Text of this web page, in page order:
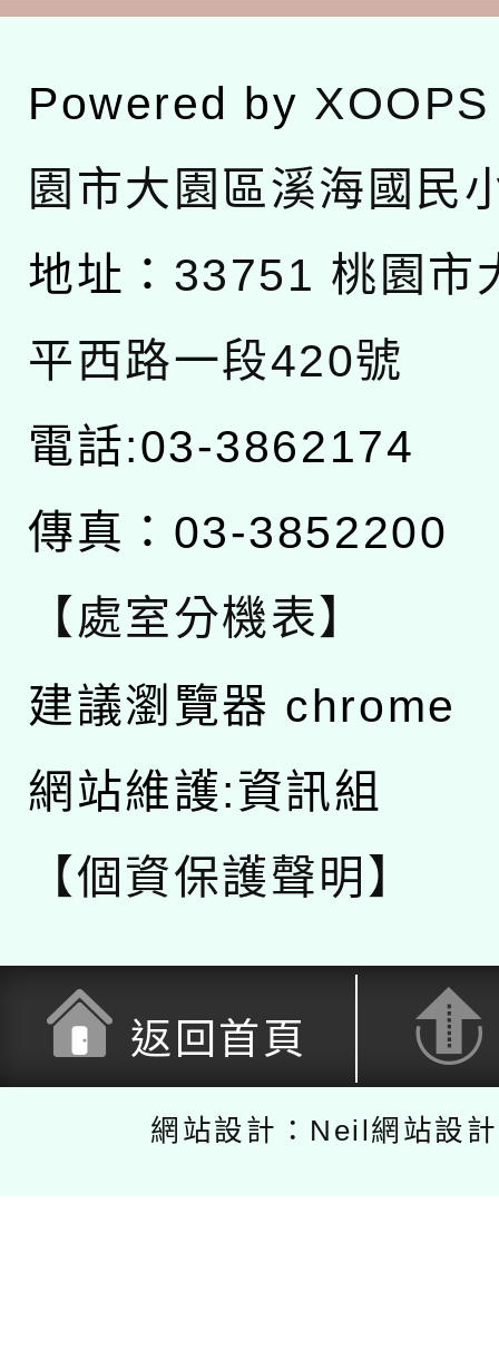
Powered by XOOPS
園市大園區溪海國民
地址： 33751 桃園市
平西路一段420號
電話:03-3862174
傳真：03-3852200
【處室分機表】
建議瀏覽器 chrome
網站維護:資訊組
【個資保護聲明】
返回首頁
網站設計：Neil網站設